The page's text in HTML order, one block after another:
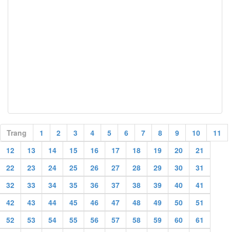
Trang 1 2 3 4 5 6 7 8 9 10
11
12
13 14 15 16 17 18 19 20
21
22
23 24 25 26 27 28 29 30
31
32
33 34 35 36 37 38 39 40
41
42
43 44 45 46 47 48 49 50
51
52
53 54 55 56 57 58 59 60 61